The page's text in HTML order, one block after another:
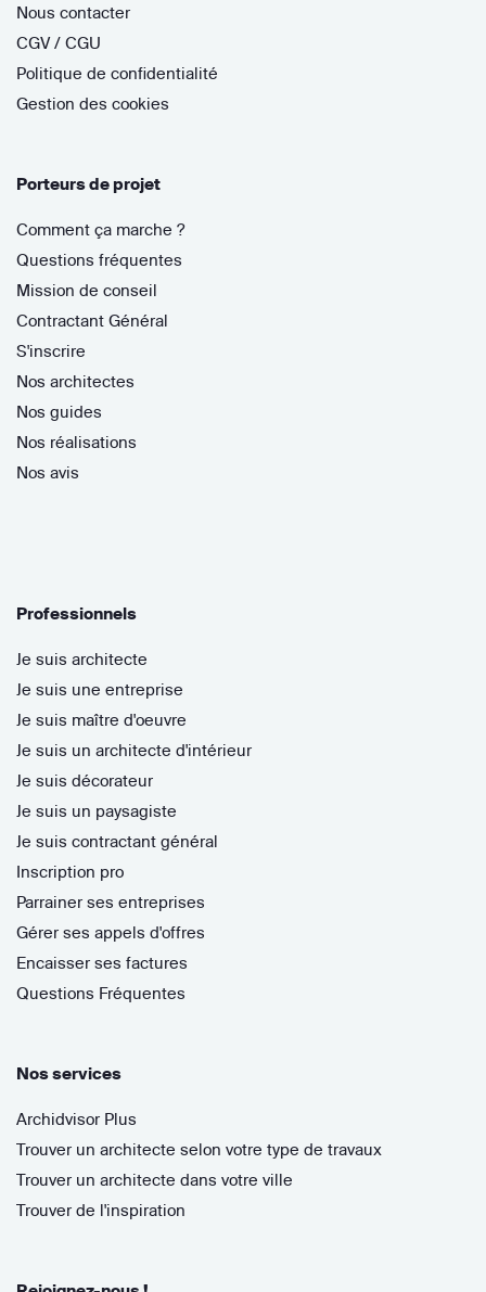
Nous contacter
CGV / CGU
Politique de confidentialité
Gestion des cookies
Porteurs de projet
Comment ça marche ?
Questions fréquentes
Mission de conseil
Contractant Général
S'inscrire
Nos architectes
Nos guides
Nos réalisations
Nos avis
Professionnels
Je suis architecte
Je suis une entreprise
Je suis maître d'oeuvre
Je suis un architecte d'intérieur
Je suis décorateur
Je suis un paysagiste
Je suis contractant général
Inscription pro
Parrainer ses entreprises
Gérer ses appels d'offres
Encaisser ses factures
Questions Fréquentes
Nos services
Archidvisor Plus
Trouver un architecte selon votre type de travaux
Trouver un architecte dans votre ville
Trouver de l'inspiration